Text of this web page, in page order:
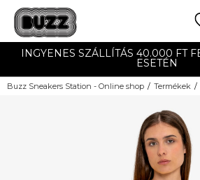
INGYENES SZÁLLÍTÁS 40.000 FT
ESETÉN
Buzz Sneakers Station - Online shop Termékek